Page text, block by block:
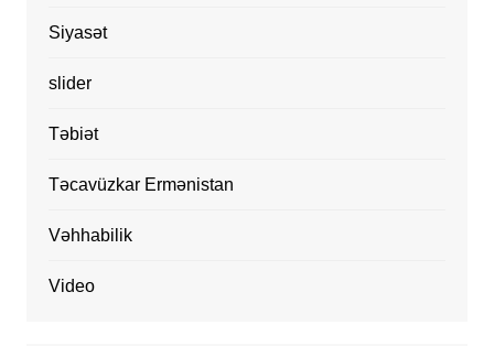
Siyasət
slider
Təbiət
Təcavüzkar Ermənistan
Vəhhabilik
Video